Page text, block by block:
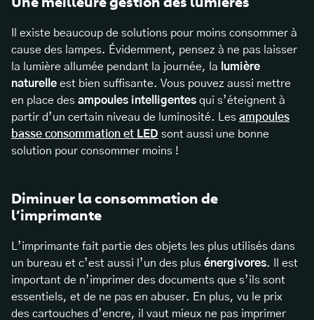
Il existe beaucoup de solutions pour moins consommer à
cause des lampes. Évidemment, pensez à ne pas laisser
la lumière allumée pendant la journée, la lumière
naturelle est bien suffisante. Vous pouvez aussi mettre
en place des ampoules intelligentes qui s’éteignent à
partir d’un certain niveau de luminosité. Les ampoules
basse consommation et LED sont aussi une bonne
solution pour consommer moins !
Diminuer la consommation de
l’imprimante
L’imprimante fait partie des objets les plus utilisés dans
un bureau et c’est aussi l’un des plus énergivores. Il est
important de n’imprimer des documents que s’ils sont
essentiels, et de ne pas en abuser. En plus, vu le prix
des cartouches d’encre, il vaut mieux ne pas imprimer